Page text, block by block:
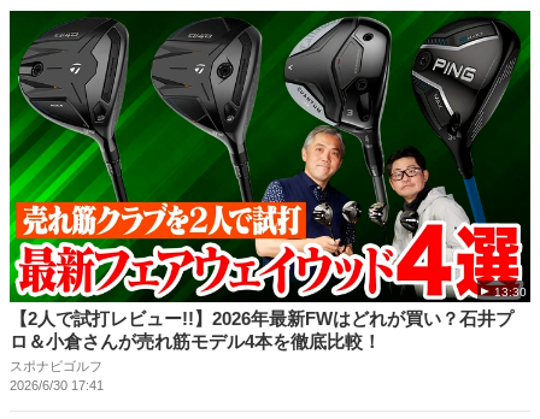
13:30
【2人で試打レビュー!!】2026年最新FWはどれが買い？石井プ
ロ＆小倉さんが売れ筋モデル4本を徹底比較！
スポナビゴルフ
2026/6/30 17:41